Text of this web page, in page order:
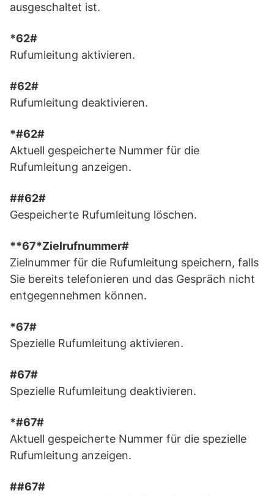
ausgeschaltet ist.
*62#
Rufumleitung aktivieren.
#62#
Rufumleitung deaktivieren.
*#62#
Aktuell gespeicherte Nummer für die
Rufumleitung anzeigen.
##62#
Gespeicherte Rufumleitung löschen.
**67*Zielrufnummer#
Zielnummer für die Rufumleitung speichern, falls
Sie bereits telefonieren und das Gespräch nicht
entgegennehmen können.
*67#
Spezielle Rufumleitung aktivieren.
#67#
Spezielle Rufumleitung deaktivieren.
*#67#
Aktuell gespeicherte Nummer für die spezielle
Rufumleitung anzeigen.
##67#